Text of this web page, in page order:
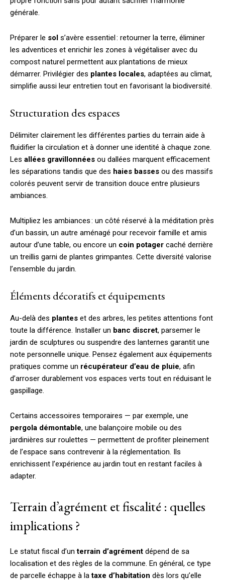
générale.
Préparer le sol s’avère essentiel : retourner la terre, éliminer
les adventices et enrichir les zones à végétaliser avec du
compost naturel permettent aux plantations de mieux
démarrer. Privilégier des plantes locales, adaptées au climat,
simplifie aussi leur entretien tout en favorisant la biodiversité.
Structuration des espaces
Délimiter clairement les différentes parties du terrain aide à
fluidifier la circulation et à donner une identité à chaque zone.
Les allées gravillonnées ou dallées marquent efficacement
les séparations tandis que des haies basses ou des massifs
colorés peuvent servir de transition douce entre plusieurs
ambiances.
Multipliez les ambiances : un côté réservé à la méditation près
d’un bassin, un autre aménagé pour recevoir famille et amis
autour d’une table, ou encore un coin potager caché derrière
un treillis garni de plantes grimpantes. Cette diversité valorise
l’ensemble du jardin.
Éléments décoratifs et équipements
Au-delà des plantes et des arbres, les petites attentions font
toute la différence. Installer un banc discret, parsemer le
jardin de sculptures ou suspendre des lanternes garantit une
note personnelle unique. Pensez également aux équipements
pratiques comme un récupérateur d’eau de pluie, afin
d’arroser durablement vos espaces verts tout en réduisant le
gaspillage.
Certains accessoires temporaires — par exemple, une
pergola démontable, une balançoire mobile ou des
jardinières sur roulettes — permettent de profiter pleinement
de l’espace sans contrevenir à la réglementation. Ils
enrichissent l’expérience au jardin tout en restant faciles à
adapter.
Terrain d’agrément et fiscalité : quelles
implications ?
Le statut fiscal d’unterrain d’agrément dépend de sa
localisation et des règles de la commune. En général, ce type
de parcelle échappe à lataxe d’habitation dès lors qu’elle